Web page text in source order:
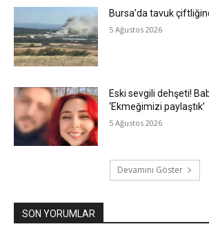
Bursa’da tavuk
5 Ağustos 2026
Eski sevgili dehşeti!
‘Ekmeğimizi paylaştık’
5 Ağustos 2026
Devamını Göster
SON YORUMLAR